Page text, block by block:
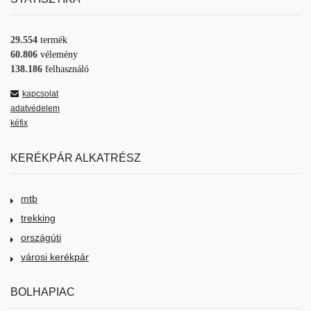
29.554 termék
60.806 vélemény
138.186 felhasználó
kapcsolat
adatvédelem
kéfix
KERÉKPÁR ALKATRÉSZ
mtb
trekking
országúti
városi kerékpár
BOLHAPIAC